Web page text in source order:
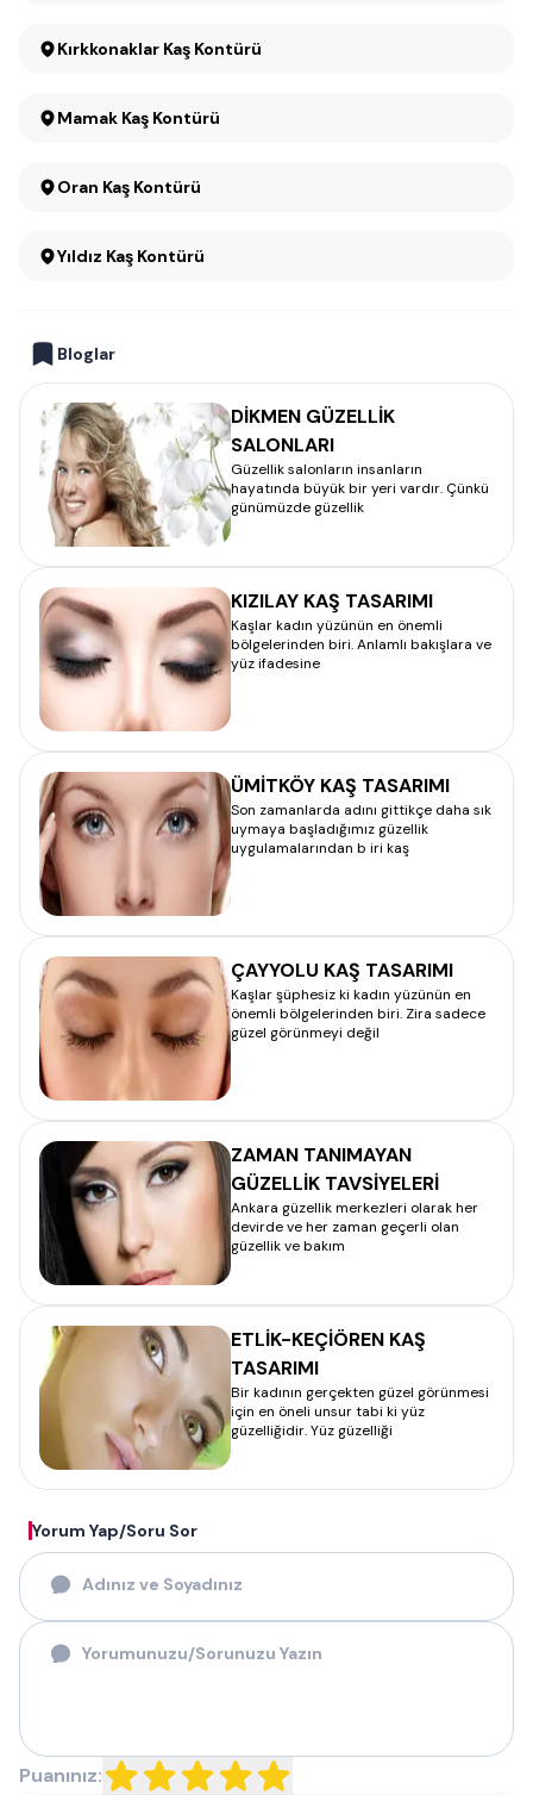
Kırkkonaklar Kaş Kontürü
Mamak Kaş Kontürü
Oran Kaş Kontürü
Yıldız Kaş Kontürü
Bloglar
DİKMEN GÜZELLİK
SALONLARI
Güzellik salonların insanların
hayatında büyük bir yeri vardır. Çünkü
günümüzde güzellik
KIZILAY KAŞ TASARIMI
Kaşlar kadın yüzünün en önemli
bölgelerinden biri. Anlamlı bakışlara ve
yüz ifadesine
ÜMİTKÖY KAŞ TASARIMI
Son zamanlarda adını gittikçe daha sık
uymaya başladığımız güzellik
uygulamalarından b iri kaş
ÇAYYOLU KAŞ TASARIMI
Kaşlar şüphesiz ki kadın yüzünün en
önemli bölgelerinden biri. Zira sadece
güzel görünmeyi değil
ZAMAN TANIMAYAN
GÜZELLİK TAVSİYELERİ
Ankara güzellik merkezleri olarak her
devirde ve her zaman geçerli olan
güzellik ve bakım
ETLİK-KEÇİÖREN KAŞ
TASARIMI
Bir kadının gerçekten güzel görünmesi
için en öneli unsur tabi ki yüz
güzelliğidir. Yüz güzelliği
Yorum Yap/Soru Sor
Puanınız: